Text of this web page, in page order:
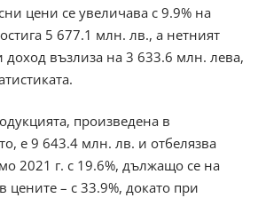
цени се увеличава с 9.9% на
5 677.1 млн. лв., а нетният
доход възлиза на 3 633.6 млн. лева,
произведена в
е 9 643.4 млн. лв. и отбелязва
2021 г. с 19.6%, дължащо се на
цените – с 33.9%, докато при